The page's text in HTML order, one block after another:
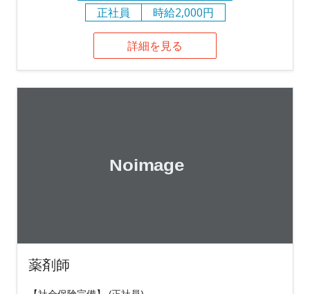
正社員 時給2,000円
詳細を見る
薬剤師